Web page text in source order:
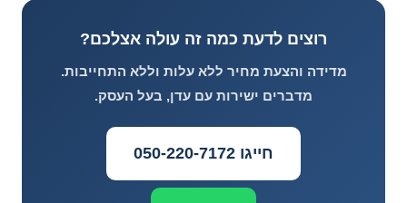
רוצים לדעת כמה זה עולה אצלכם?
מדידה והצעת מחיר ללא עלות וללא התחייבות.
מדברים ישירות עם עדן, בעל העסק.
חייגו 050-220-7172